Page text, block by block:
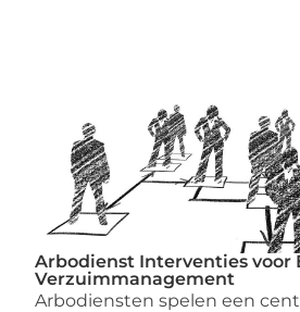
Arbodienst Interventies voor
Verzuimmanagement
Arbodiensten spelen een